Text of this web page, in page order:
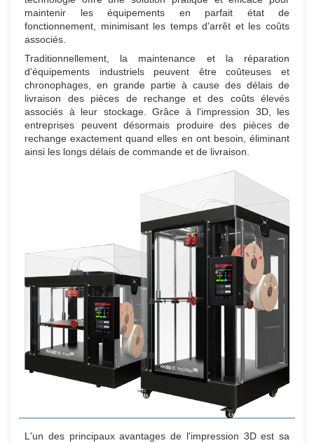
maintenir les équipements en parfait état de
fonctionnement, minimisant les temps d'arrêt et les coûts
associés.
Traditionnellement, la maintenance et la réparation
d'équipements industriels peuvent être coûteuses et
chronophages, en grande partie à cause des délais de
livraison des pièces de rechange et des coûts élevés
associés à leur stockage. Grâce à l'impression 3D, les
entreprises peuvent désormais produire des pièces de
rechange exactement quand elles en ont besoin, éliminant
ainsi les longs délais de commande et de livraison.
L'un des principaux avantages de l'impression 3D est sa